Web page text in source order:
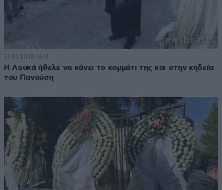
17·01·2018 16:11
Η Λουκά ήθελε να κάνει το κομμάτι της και στην κηδεία
του Πανούση